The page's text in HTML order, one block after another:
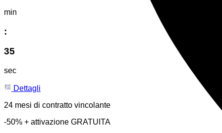
min
:
35
sec
Dettagli
24 mesi di contratto vincolante
-50% + attivazione GRATUITA